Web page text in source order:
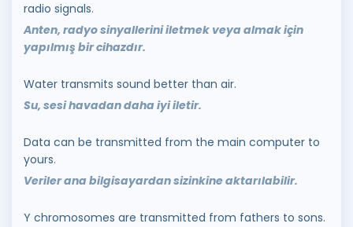
radio signals.
Anten, radyo sinyallerini iletmek veya almak için
yapılmış bir cihazdır.
Water transmits sound better than air.
Su, sesi havadan daha iyi iletir.
Data can be transmitted from the main computer to
yours.
Veriler ana bilgisayardan sizinkine aktarılabilir.
Y chromosomes are transmitted from fathers to sons.